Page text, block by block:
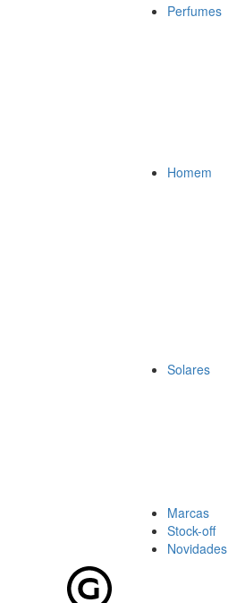
Perfumes
Homem
Solares
Marcas
Stock-off
Novidades